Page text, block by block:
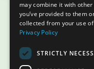
© Slow Food
Datenschutzerklärung
Slow Food Foundation
geschützten Bereich
may combine it with
you’ve provided to them
collected from your use
Privacy Policy
STRICTLY